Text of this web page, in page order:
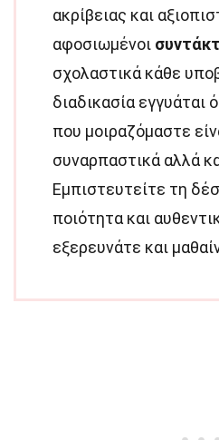
ακρίβειας και
αφοσιωμένοι
σχολαστικά κάθε
διαδικασία εγγυάται
που μοιραζόμαστε
συναρπαστικά αλλά
Εμπιστευτείτε τη
ποιότητα και
εξερευνάτε και